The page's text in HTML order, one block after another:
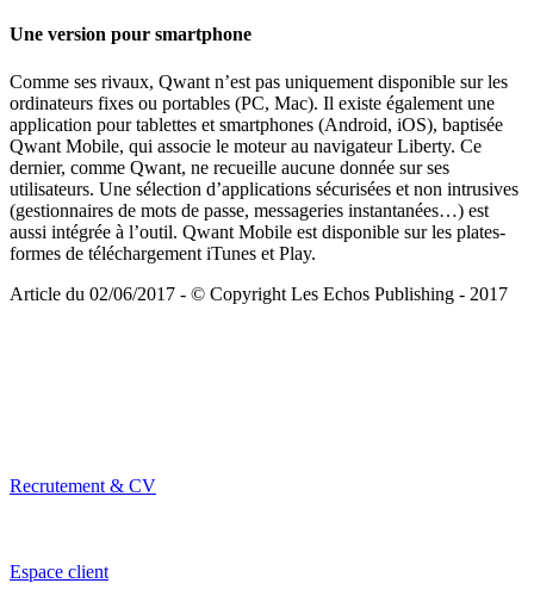
Une version pour smartphone
Comme ses rivaux, Qwant n’est pas uniquement disponible sur les
ordinateurs fixes ou portables (PC, Mac). Il existe également une
application pour tablettes et smartphones (Android, iOS), baptisée
Qwant Mobile, qui associe le moteur au navigateur Liberty. Ce
dernier, comme Qwant, ne recueille aucune donnée sur ses
utilisateurs. Une sélection d’applications sécurisées et non intrusives
(gestionnaires de mots de passe, messageries instantanées…) est
aussi intégrée à l’outil. Qwant Mobile est disponible sur les plates-
formes de téléchargement iTunes et Play.
Article du 02/06/2017 - © Copyright Les Echos Publishing - 2017
Recrutement & CV
Espace client